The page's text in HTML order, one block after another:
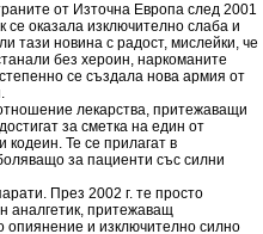
от Източна Европа след 2001
се оказала изключително слаба и
тази новина с радост, мислейки, че
без хероин, наркоманите
се създала нова армия от
лекарства, притежаващи
за сметка на един от
кодеин. Те се прилагат в
за пациенти със силни
През 2002 г. те просто
аналгетик, притежаващ
опиянение и изключително силно